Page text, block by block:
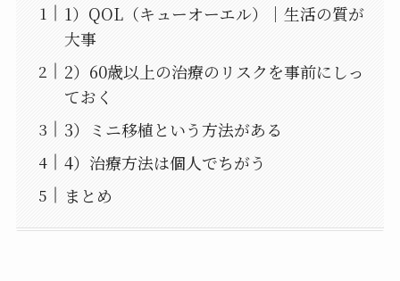
1）QOL（キューオーエル）│生活の質が
大事
2）60歳以上の治療のリスクを事前にしっ
ておく
3）ミニ移植という方法がある
4）治療方法は個人でちがう
まとめ